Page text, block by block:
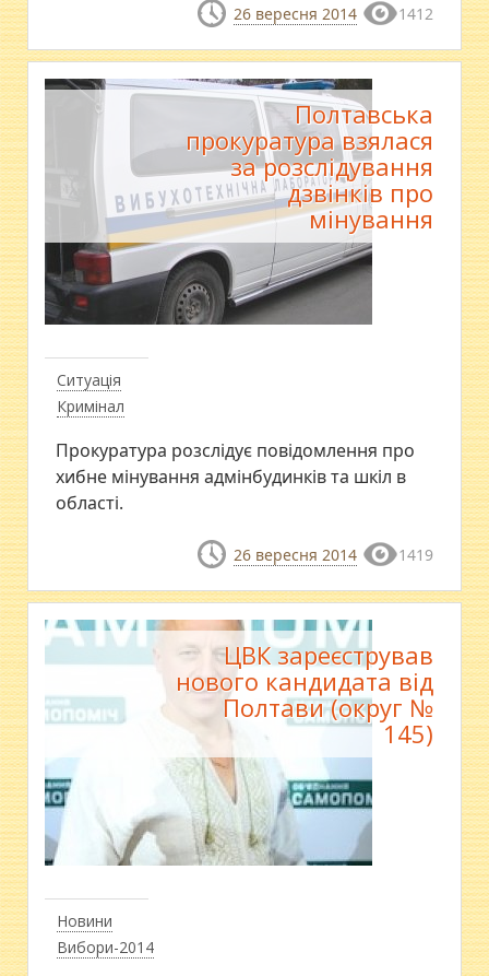
26 вересня 2014 1412
Ситуація
Кримінал
Полтавська
прокуратура взялася
за розслідування
дзвінків про
мінування
​Прокуратура розслідує повідомлення про
хибне мінування адмінбудинків та шкіл в
області.
26 вересня 2014 1419
Новини
Вибори-2014
ЦВК зареєстрував
нового кандидата від
Полтави (округ №
145)